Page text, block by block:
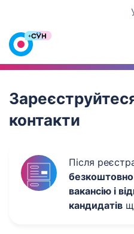
Work.ua
контакти
Після
вакансію і
кандидатів